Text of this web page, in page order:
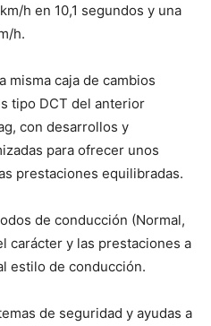
h en 10,1 segundos y una
h.
misma caja de cambios
tipo DCT del anterior
con desarrollos y
para ofrecer unos
prestaciones equilibradas.
de conducción (Normal,
carácter y las prestaciones a
estilo de conducción.
de seguridad y ayudas a